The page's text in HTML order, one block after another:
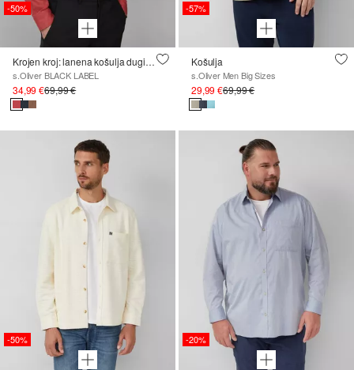
-50%
Krojen kroj: lanena košulja dugih rukava s elegantnim sjajem
s.Oliver BLACK LABEL
34,99 €69,99 €
-57%
Košulja
s.Oliver Men Big Sizes
29,99 €69,99 €
-50% -20%